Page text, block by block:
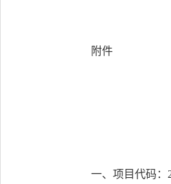
附件
一、项目代码：